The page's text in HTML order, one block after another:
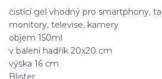
čistící gel vhodný pro smartphony,
monitory, televise, kamery
objem 150ml
v balení hadřík 20x20 cm
výška 16 cm
Blister